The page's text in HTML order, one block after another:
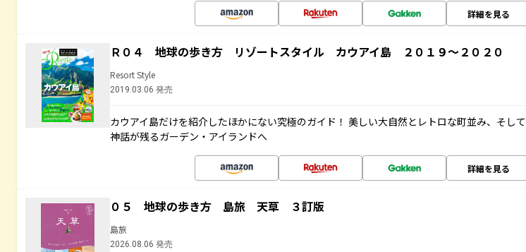
詳細を見る
Ｒ０４ 地球の歩き方 リゾートスタイル カウアイ島 ２０１９～２０２０
Resort Style
2019.03.06 発売
カウアイ島だけを紹介したほかにない究極のガイド！ 美しい大自然とレトロな町並み、そして
神話が残るガーデン・アイランドへ
詳細を見る
０５ 地球の歩き方 島旅 天草 ３訂版
島旅
2026.08.06 発売